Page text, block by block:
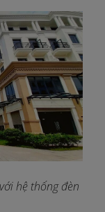
hệ thống đèn